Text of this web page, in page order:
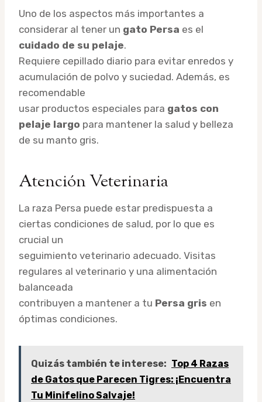
Uno de los aspectos más importantes a
considerar al tener un gato Persa es el
cuidado de su pelaje.
Requiere cepillado diario para evitar enredos y
acumulación de polvo y suciedad. Además, es
recomendable
usar productos especiales para gatos con
pelaje largo para mantener la salud y belleza
de su manto gris.
Atención Veterinaria
La raza Persa puede estar predispuesta a
ciertas condiciones de salud, por lo que es
crucial un
seguimiento veterinario adecuado. Visitas
regulares al veterinario y una alimentación
balanceada
contribuyen a mantener a tu Persa gris en
óptimas condiciones.
Quizás también te interese: Top 4 Razas
de Gatos que Parecen Tigres: ¡Encuentra
Tu Minifelino Salvaje!